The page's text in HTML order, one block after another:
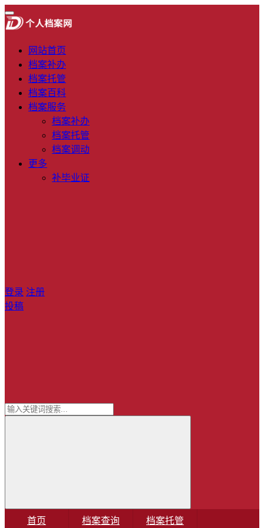
网站首页
档案补办
档案托管
档案百科
档案服务
档案补办
档案托管
档案调动
更多
补毕业证
登录 注册
投稿
首页 档案查询 档案托管